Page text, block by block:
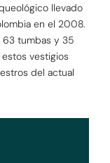
llevado
en el 2008.
63 tumbas y 35
vestigios
del actual